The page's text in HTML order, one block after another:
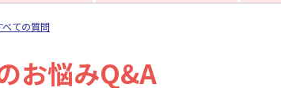
べての質問
お悩みQ&A